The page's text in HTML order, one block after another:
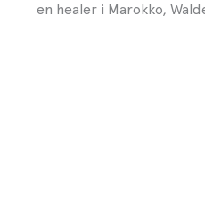
en healer i Marokko,